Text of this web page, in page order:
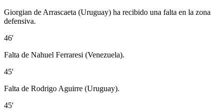
Giorgian de Arrascaeta (Uruguay) ha recibido una falta en la zona
defensiva.
46'
Falta de Nahuel Ferraresi (Venezuela).
45'
Falta de Rodrigo Aguirre (Uruguay).
45'